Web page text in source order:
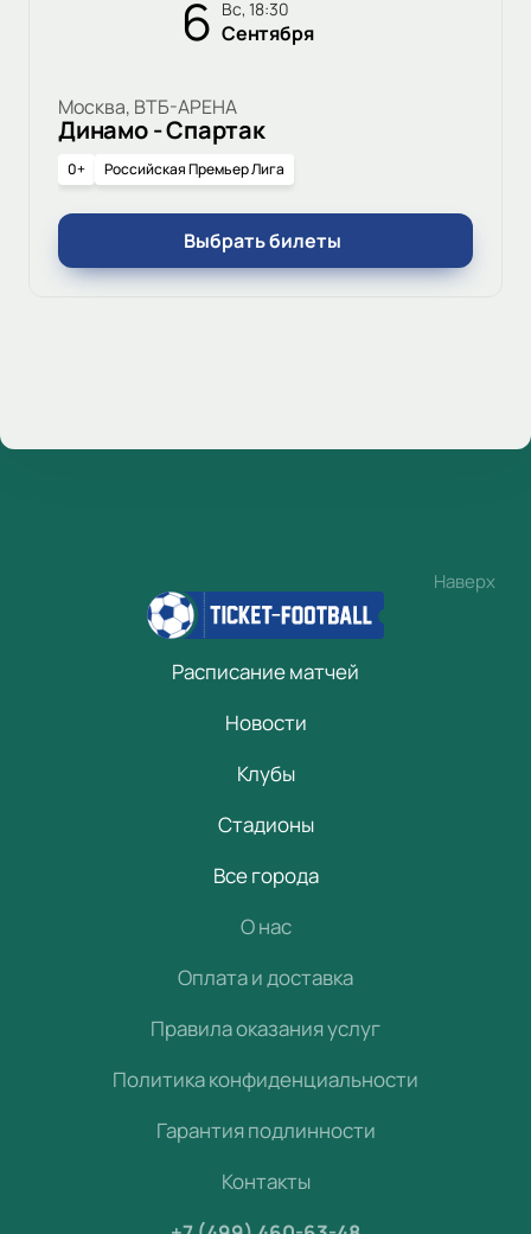
6 вс, 18:30
Сентября
Москва, ВТБ-АРЕНА
Динамо - Спартак
0+ Российская Премьер Лига
Выбрать билеты
Наверх
Расписание матчей
Новости
Клубы
Стадионы
Все города
О нас
Оплата и доставка
Правила оказания услуг
Политика конфиденциальности
Гарантия подлинности
Контакты